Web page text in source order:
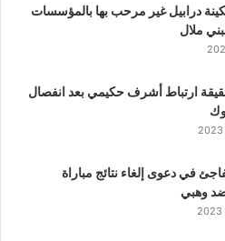
درابيل غير مرحب بها بالمؤسسات
ملال
ارتباط أشرف حكيمي بعد انفصال
في دعوى إلغاء نتائج مباراة
وهبي